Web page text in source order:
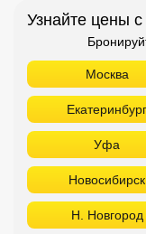
Узнайте цены
Москва
Екатеринбург
Уфа
Новосибирск
Н. Новгород